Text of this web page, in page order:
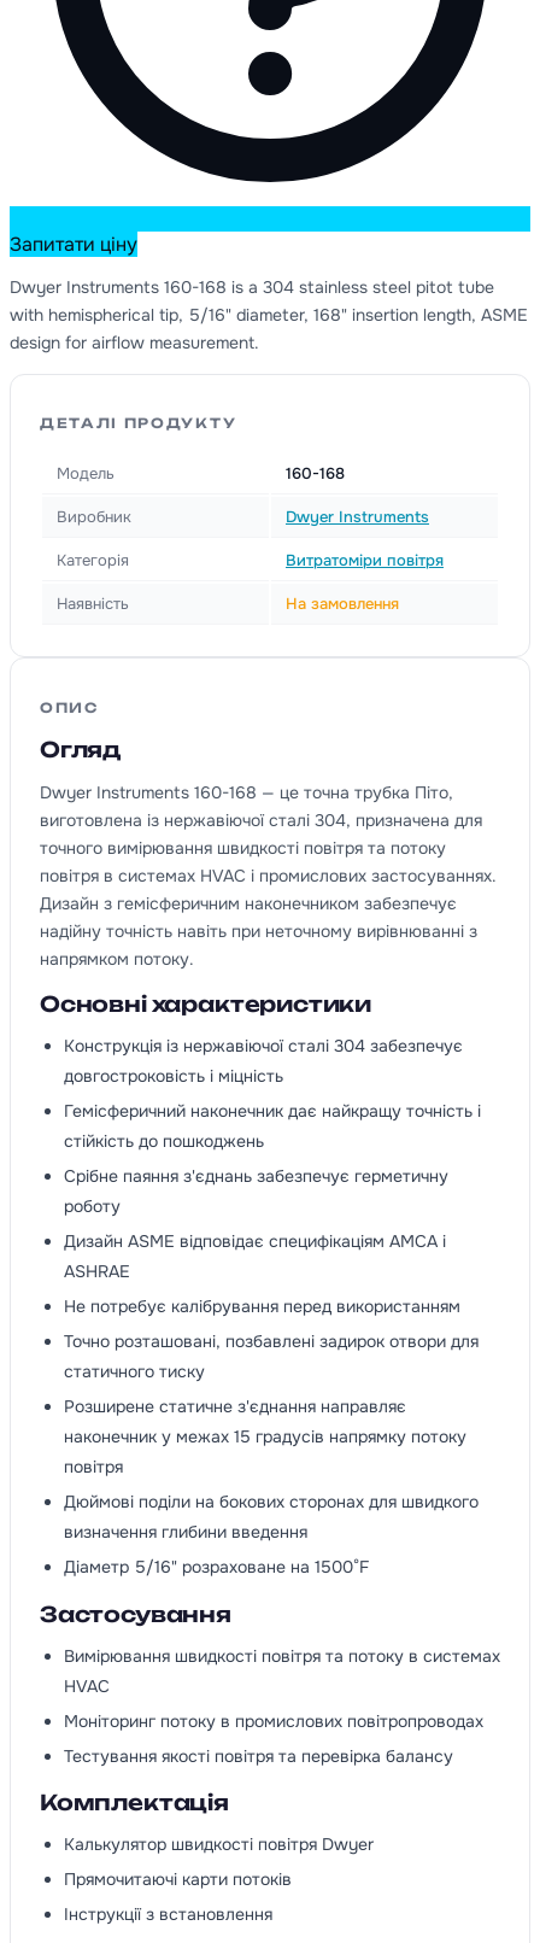
Запитати ціну
Dwyer Instruments 160-168 is a 304 stainless steel pitot tube
with hemispherical tip, 5/16" diameter, 168" insertion length, ASME
design for airflow measurement.
ДЕТАЛІ ПРОДУКТУ
Модель 160-168
Виробник Dwyer Instruments
Категорія Витратоміри повітря
Наявність На замовлення
ОПИС
Огляд
Dwyer Instruments 160-168 — це точна трубка Піто,
виготовлена із нержавіючої сталі 304, призначена для
точного вимірювання швидкості повітря та потоку
повітря в системах HVAC і промислових застосуваннях.
Дизайн з гемісферичним наконечником забезпечує
надійну точність навіть при неточному вирівнюванні з
напрямком потоку.
Основні характеристики
Конструкція із нержавіючої сталі 304 забезпечує
довгостроковість і міцність
Гемісферичний наконечник дає найкращу точність і
стійкість до пошкоджень
Срібне паяння з'єднань забезпечує герметичну
роботу
Дизайн ASME відповідає специфікаціям AMCA і
ASHRAE
Не потребує калібрування перед використанням
Точно розташовані, позбавлені задирок отвори для
статичного тиску
Розширене статичне з'єднання направляє
наконечник у межах 15 градусів напрямку потоку
повітря
Дюймові поділи на бокових сторонах для швидкого
визначення глибини введення
Діаметр 5/16" розраховане на 1500°F
Застосування
Вимірювання швидкості повітря та потоку в системах
HVAC
Моніторинг потоку в промислових повітропроводах
Тестування якості повітря та перевірка балансу
Комплектація
Калькулятор швидкості повітря Dwyer
Прямочитаючі карти потоків
Інструкції з встановлення